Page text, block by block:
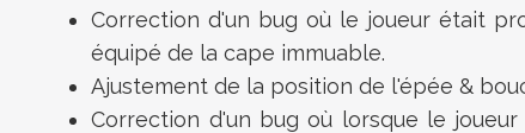
Correction d'un bug où le joueur était
équipé de la cape immuable.
Ajustement de la position de l'épée &
Correction d'un bug où lorsque le